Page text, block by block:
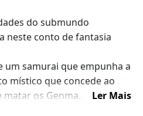
Ler Mais
do submundo
neste conto de fantasia
um samurai que empunha a
místico que concede ao
os Genma.